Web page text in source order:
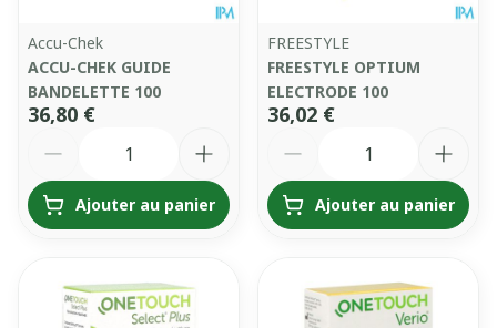
Accu-Chek
ACCU-CHEK GUIDE
BANDELETTE 100
36,80 €
Ajouter au panier
FREESTYLE
FREESTYLE OPTIUM
ELECTRODE 100
36,02 €
Ajouter au panier